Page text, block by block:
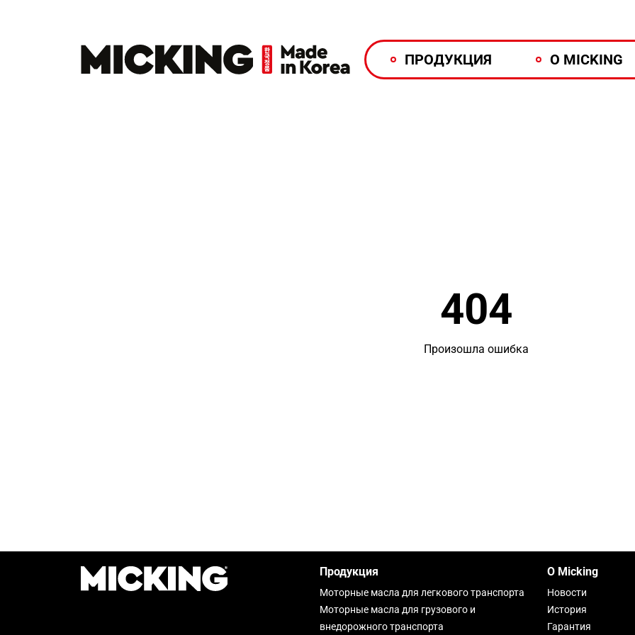
ПРОДУКЦИЯ О MICKING
404
Произошла ошибка
Продукция
Моторные масла для легкового транспорта
Моторные масла для грузового и
внедорожного транспорта
О Micking
Новости
История
Гарантия